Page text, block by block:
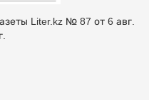
Liter.kz № 87 от 6 авг.